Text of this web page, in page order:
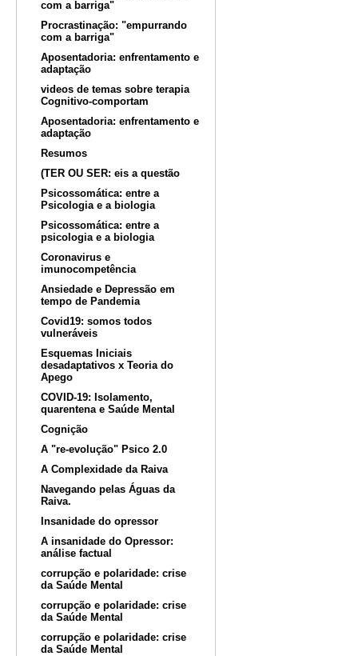
com a barriga"
Procrastinação: "empurrando
com a barriga"
Aposentadoria: enfrentamento e
adaptação
videos de temas sobre terapia
Cognitivo-comportam
Aposentadoria: enfrentamento e
adaptação
Resumos
(TER OU SER: eis a questão
Psicossomática: entre a
Psicologia e a biologia
Psicossomática: entre a
psicologia e a biologia
Coronavirus e
imunocompetência
Ansiedade e Depressão em
tempo de Pandemia
Covid19: somos todos
vulneráveis
Esquemas Iniciais
desadaptativos x Teoria do
Apego
COVID-19: Isolamento,
quarentena e Saúde Mental
Cognição
A "re-evolução" Psico 2.0
A Complexidade da Raiva
Navegando pelas Águas da
Raiva.
Insanidade do opressor
A insanidade do Opressor:
análise factual
corrupção e polaridade: crise
da Saúde Mental
corrupção e polaridade: crise
da Saúde Mental
corrupção e polaridade: crise
da Saúde Mental